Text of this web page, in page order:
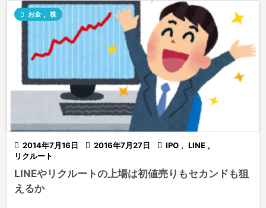
 2014年7月16日  2016年7月27日
 お金 , 株
 IPO , LINE ,
リクルート
LINEやリクルートの上場は初値売りもセカンドも狙
えるか